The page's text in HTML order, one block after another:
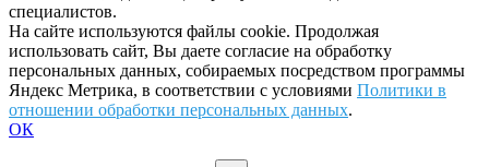
специалистов.
На сайте используются файлы cookie. Продолжая
использовать сайт, Вы даете согласие на обработку
персональных данных, собираемых посредством программы
Яндекс Метрика, в соответствии с условиями Политики в
отношении обработки персональных данных.
ОК